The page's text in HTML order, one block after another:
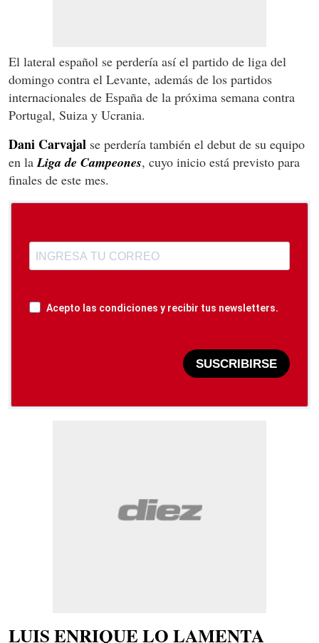
El lateral español se perdería así el partido de liga del
domingo contra el Levante, además de los partidos
internacionales de España de la próxima semana contra
Portugal, Suiza y Ucrania.
Dani Carvajal se perdería también el debut de su equipo
en laLiga de Campeones, cuyo inicio está previsto para
finales de este mes.
Acepto las condiciones y recibir tus newsletters.
SUSCRIBIRSE
LUIS ENRIQUE LO LAMENTA